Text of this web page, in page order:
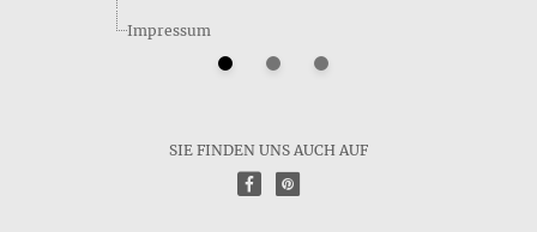
Nennt der Hersteller das Gewicht des Produkts Verbundene
Die genauen Detailangaben zu unseren verschiedenen
Impressum
SIE FINDEN UNS AUCH AUF
f P